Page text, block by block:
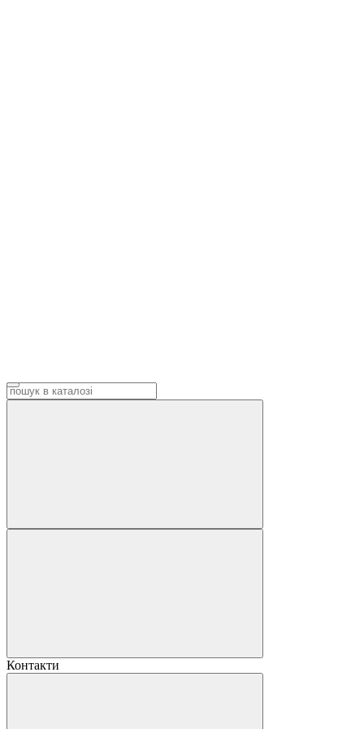
Контакти